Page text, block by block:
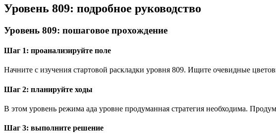
Уровень 809: подробное руководство
Уровень 809: пошаговое прохождение
Шаг 1: проанализируйте поле
Начните с изучения стартовой раскладки уровня 809. Ищите очевидные
Шаг 2: планируйте ходы
В этом уровень режима ада уровне продуманная стратегия необходима.
Шаг 3: выполните решение